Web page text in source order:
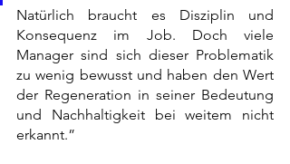
Natürlich braucht es Disziplin und
Konsequenz im Job. Doch viele
Manager sind sich dieser Problematik
zu wenig bewusst und haben den Wert
der Regeneration in seiner Bedeutung
und Nachhaltigkeit bei weitem nicht
erkannt.”